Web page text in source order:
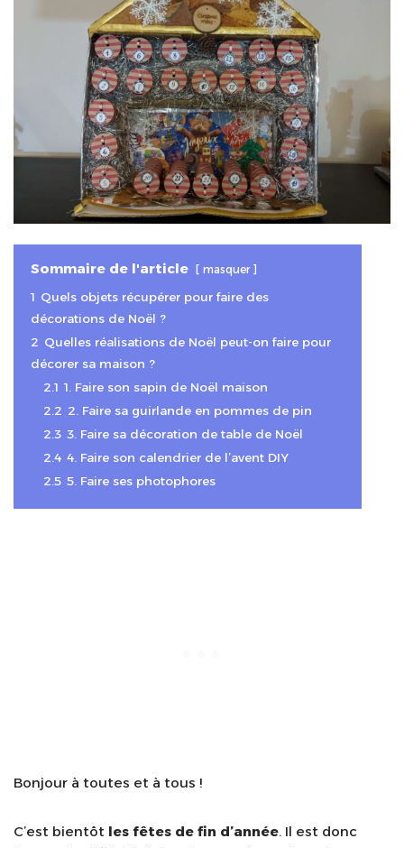
Sommaire de l'article masquer
1 Quels objets récupérer pour faire des
décorations de Noël ?
2 Quelles réalisations de Noël peut-on faire pour
décorer sa maison ?
2.1 1. Faire son sapin de Noël maison
2.2 2. Faire sa guirlande en pommes de pin
2.3 3. Faire sa décoration de table de Noël
2.4 4. Faire son calendrier de l’avent DIY
2.5 5. Faire ses photophores
Bonjour à toutes et à tous !
C’est bientôt les fêtes de fin d’année. Il est donc